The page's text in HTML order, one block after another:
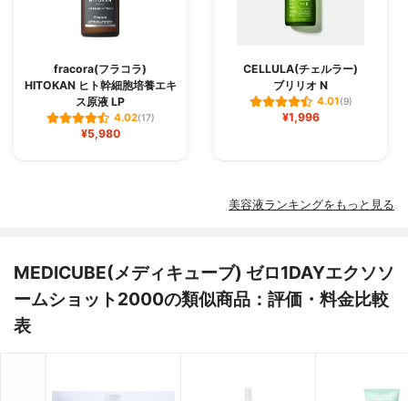
fracora(フラコラ)
HITOKAN ヒト幹細胞培養エキ
ス原液 LP
4.02(17)
¥5,980
CELLULA(チェルラー)
ブリリオ N
4.01(9)
¥1,996
美容液ランキングをもっと見る
MEDICUBE(メディキューブ) ゼロ1DAYエクソソ
ームショット2000の類似商品：評価・料金比較
表